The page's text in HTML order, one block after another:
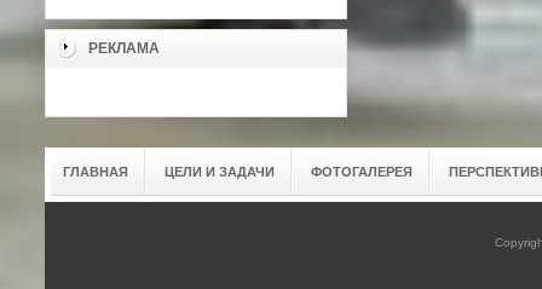
РЕКЛАМА
ГЛАВНАЯ ЦЕЛИ И ЗАДАЧИ ФОТОГАЛЕРЕЯ